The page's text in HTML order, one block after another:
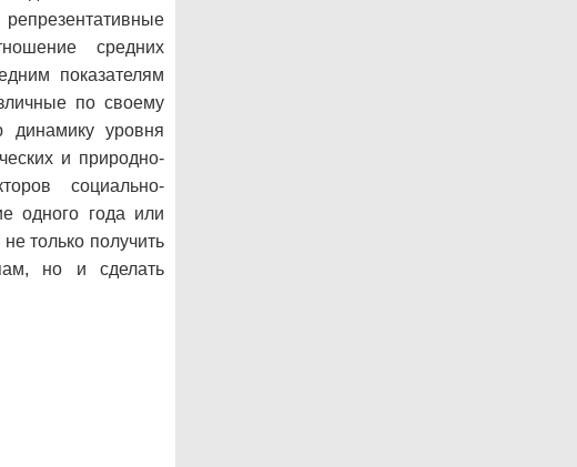
средних
показателям
по своему
динамику уровня
и природно-
социально-
одного года или
только получить
но и сделать